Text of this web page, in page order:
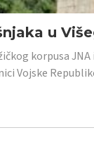
u
korpusa
Vojske